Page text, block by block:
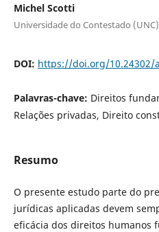
Michel Scotti
Universidade do Contestado (UNC)
DOI: https://doi.org/10.24302/
Palavras-chave: Direitos
Relações privadas, Direito
Resumo
O presente estudo parte do
jurídicas aplicadas devem
eficácia dos direitos humanos